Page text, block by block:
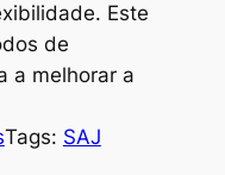
Este
de
a melhorar a
Tags: SAJ